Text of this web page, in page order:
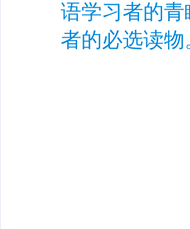
语学习者的
者的必选读物